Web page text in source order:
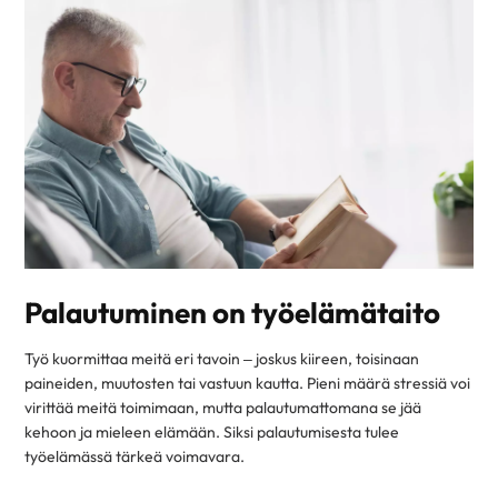
Palautuminen on työelämätaito
Työ kuormittaa meitä eri tavoin – joskus kiireen, toisinaan
paineiden, muutosten tai vastuun kautta. Pieni määrä stressiä voi
virittää meitä toimimaan, mutta palautumattomana se jää
kehoon ja mieleen elämään. Siksi palautumisesta tulee
työelämässä tärkeä voimavara.